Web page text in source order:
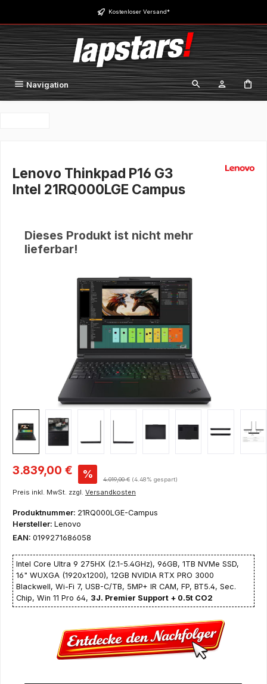
Zum Hauptinhalt springen Kostenloser Versand*
Navigation
Lenovo Thinkpad P16 G3
Intel 21RQ000LGE Campus
Dieses Produkt ist nicht mehr
lieferbar!
Bildergalerie überspringen
Verkaufspreis:
3.839,00 € % Regulärer Preis:
4.019,00 € (4.48% gespart)
Preis inkl. MwSt. zzgl. Versandkosten
Produktnummer: 21RQ000LGE-Campus
Hersteller: Lenovo
EAN: 0199271686058
Intel Core Ultra 9 275HX (2.1-5.4GHz), 96GB, 1TB NVMe SSD,
16" WUXGA (1920x1200), 12GB NVIDIA RTX PRO 3000
Blackwell, Wi-Fi 7, USB-C/TB, 5MP+ IR CAM, FP, BT5.4, Sec.
Chip, Win 11 Pro 64, 3J. Premier Support + 0.5t CO2